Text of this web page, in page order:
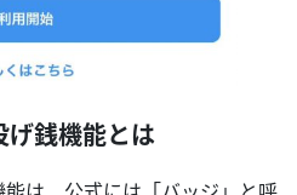
げ銭機能とは